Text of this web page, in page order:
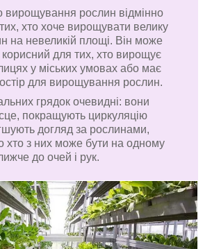
вирощування рослин відмінно
хто хоче вирощувати велику
на невеликій площі. Він може
для тих, хто вирощує
у міських умовах або має
для вирощування рослин.
грядок очевидні: вони
покращують циркуляцію
догляд за рослинами,
хто з них може бути на одному
до очей і рук.